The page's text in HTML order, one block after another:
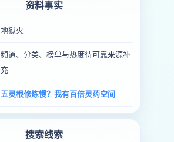
资料事实
地狱火
频道、分类、榜单与热度待可靠来源补
充
五灵根修炼慢？我有百倍灵药空间
搜索线索